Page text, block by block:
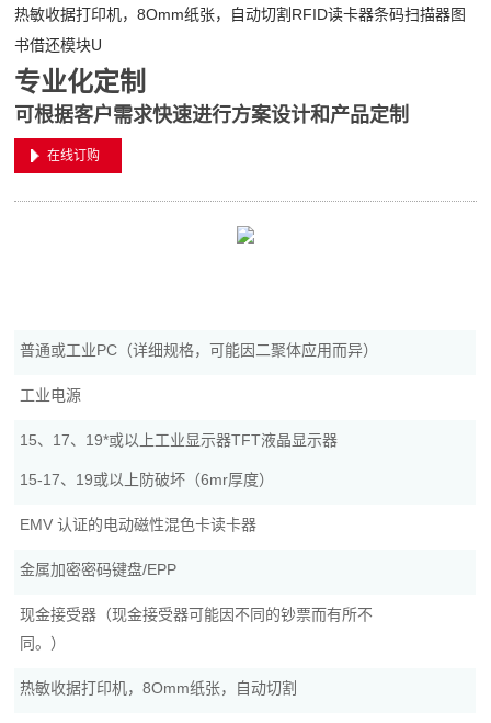
热敏收据打印机，8Omm纸张，自动切割RFID读卡器条码扫描器图
书借还模块U
专业化定制
可根据客户需求快速进行方案设计和产品定制
在线订购
普通或工业PC（详细规格，可能因二聚体应用而异）
工业电源
15、17、19*或以上工业显示器TFT液晶显示器
15-17、19或以上防破坏（6mr厚度）
EMV 认证的电动磁性混色卡读卡器
金属加密密码键盘/EPP
现金接受器（现金接受器可能因不同的钞票而有所不
同。）
热敏收据打印机，8Omm纸张，自动切割